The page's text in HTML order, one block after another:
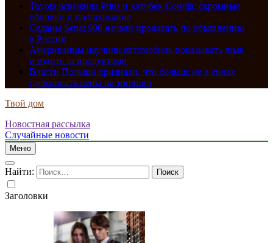
Toyota освежила Prius и хэтчбек Corolla: скромные
обновки и подорожание
Седаны Senat 900 начали продавать по объявлению
в России
Американцы научили автомобиль показывать язык
и ездить за продуктами
Власти Польши признали, что больше не в силах
сдерживать цены на топливо
Твой дом
Новостная рассылка
Случайные новости
Меню
Найти:
Заголовки